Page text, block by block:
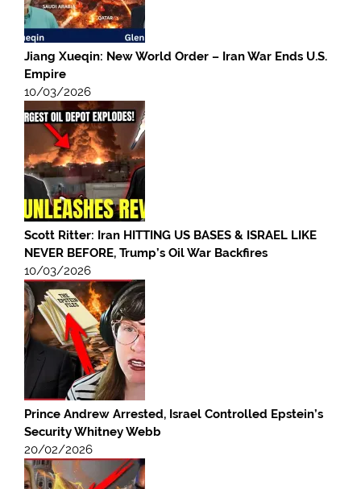
Jiang Xueqin: New World Order – Iran War Ends U.S.
Empire
10/03/2026
Scott Ritter: Iran HITTING US BASES & ISRAEL LIKE
NEVER BEFORE, Trump’s Oil War Backfires
10/03/2026
Prince Andrew Arrested, Israel Controlled Epstein’s
Security Whitney Webb
20/02/2026